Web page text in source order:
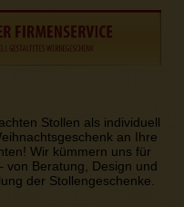
Stollen als individuell
an Ihre
Wir kümmern uns für
von Beratung, Design und
der Stollengeschenke.